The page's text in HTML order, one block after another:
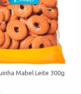
Mabel Leite 300g